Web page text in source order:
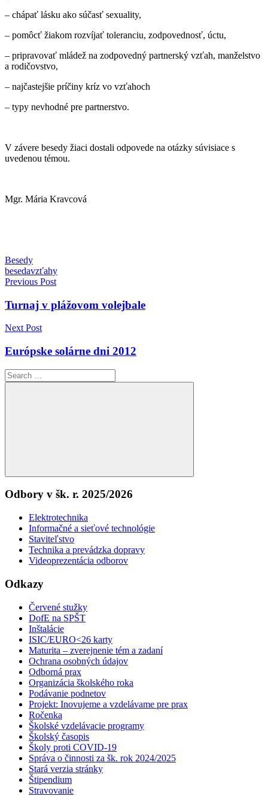
– chápať lásku ako súčasť sexuality,
– pomôcť žiakom rozvíjať toleranciu, zodpovednosť, úctu,
– pripravovať mládež na zodpovedný partnerský vzťah, manželstvo
a rodičovstvo,
– najčastejšie príčiny kríz vo vzťahoch
– typy nevhodné pre partnerstvo.
V závere besedy žiaci dostali odpovede na otázky súvisiace s
uvedenou témou.
Mgr. Mária Kravcová
Besedy
besedavzťahy
Navigácia
v
článku
Previous Post
Turnaj v plážovom volejbale
Next Post
Európske solárne dni 2012
Search
for:
Search
Odbory v šk. r. 2025/2026
Elektrotechnika
Informačné a sieťové technológie
Staviteľstvo
Technika a prevádzka dopravy
Videoprezentácia odborov
Odkazy
Červené stužky
DofE na SPŠT
Inštalácie
ISIC/EURO<26 karty
Maturita – zverejnenie tém a zadaní
Ochrana osobných údajov
Odborná prax
Organizácia školského roka
Podávanie podnetov
Projekt: Inovujeme a vzdelávame pre prax
Ročenka
Školské vzdelávacie programy
Školský časopis
Školy proti COVID-19
Správa o činnosti za šk. rok 2024/2025
Stará verzia stránky
Štipendium
Stravovanie